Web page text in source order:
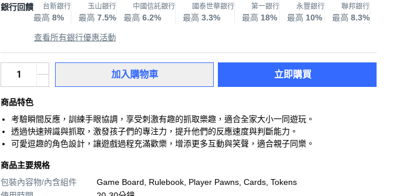
銀行回饋 台新銀行
最高 8%
玉山銀行
最高 7.5%
中國信託銀行
最高 6.2%
國泰世華銀行
最高 3.3%
第一銀行
最高 18%
永豐銀行
最高 10%
聯邦銀行
最高 8.3%
查看所有銀行優惠活動
加入購物車 立即購買
商品特色
考驗瞬間反應，訓練手眼協調，享受刺激有趣的抓取樂趣，適合全家大小一同遊玩。
透過快速辨識與抓取，激發孩子們的專注力，提升他們的反應速度與判斷能力。
可愛逗趣的角色設計，讓遊戲過程充滿歡樂，增添更多互動與笑聲，適合親子同樂。
商品主要規格
包裝內容物/內含組件
Game Board, Rulebook, Player Pawns, Cards, Tokens